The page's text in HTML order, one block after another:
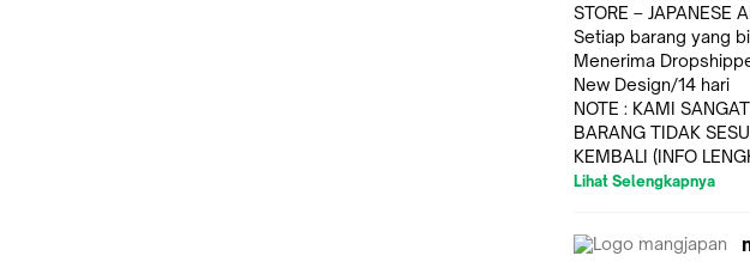
STORE – JAPANESE
Setiap barang yang
Menerima
New Design/14 hari
NOTE : KAMI SANGAT
BARANG TIDAK
KEMBALI (INFO
» Dijamin sesuai
» Bahan sablon
Lihat Selengkapnya